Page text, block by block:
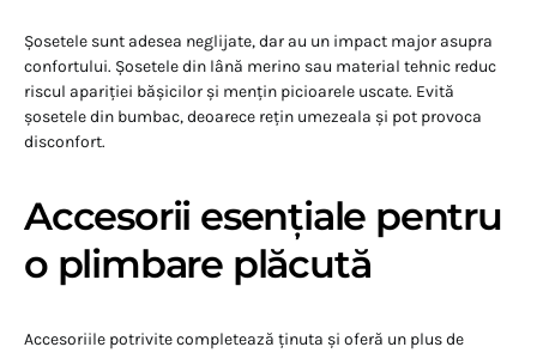
Șosetele sunt adesea neglijate, dar au un impact major asupra
confortului. Șosetele din lână merino sau material tehnic reduc
riscul apariției bășicilor și mențin picioarele uscate. Evită
șosetele din bumbac, deoarece rețin umezeala și pot provoca
disconfort.
Accesorii esențiale pentru
o plimbare plăcută
Accesoriile potrivite completează ținuta și oferă un plus de